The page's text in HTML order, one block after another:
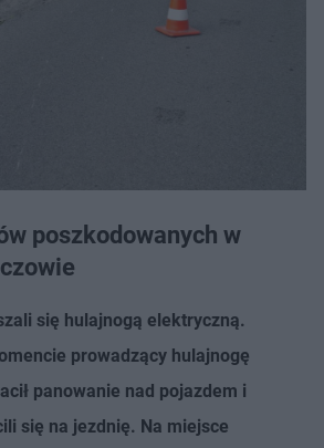
poszkodowanych w
się hulajnogą elektryczną.
prowadzący hulajnogę
panowanie nad pojazdem i
się na jezdnię. Na miejsce